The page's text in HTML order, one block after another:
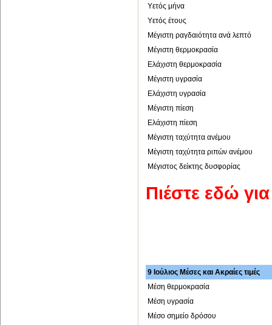
Υετός μήνα
Υετός έτους
Μέγιστη ραγδαιότητα ανά λεπτό
Μέγιστη θερμοκρασία
Ελάχιστη θερμοκρασία
Μέγιστη υγρασία
Ελάχιστη υγρασία
Μέγιστη πίεση
Ελάχιστη πίεση
Μέγιστη ταχύτητα ανέμου
Μέγιστη ταχύτητα ριπών ανέμου
Μέγιστος δείκτης δυσφορίας
Πιέστε εδώ
9 Ιούλιος Μέσες και Ακραίες τιμές
Μέση θερμοκρασία
Μέση υγρασία
Μέσο σημείο δρόσου